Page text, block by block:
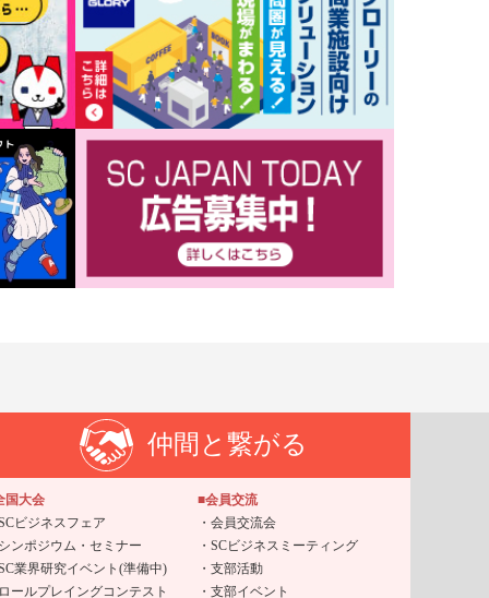
仲間と繋がる
国大会
ビジネスフェア
ンポジウム・セミナー
業界研究イベント(準備中)
ールプレイングコンテスト
■会員交流
会員交流会
SCビジネスミーティング
支部活動
支部イベント